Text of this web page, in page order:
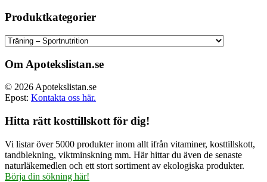
priset
499.00 kr.
priset
är:
374.00 kr.
Produktkategorier
Om Apotekslistan.se
© 2026 Apotekslistan.se
Epost: Kontakta oss här.
Hitta rätt kosttillskott för dig!
Vi listar över 5000 produkter inom allt ifrån vitaminer, kosttillskott,
tandblekning, viktminskning mm. Här hittar du även de senaste
naturläkemedlen och ett stort sortiment av ekologiska produkter.
Börja din sökning här!